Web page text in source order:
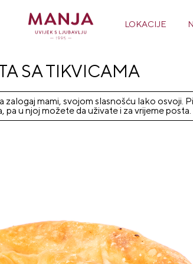
LOKACIJE
SA TIKVICAMA
zalogaj mami, svojom slasnošću lako osvoji.
pa u njoj možete da uživate i za vrijeme posta.